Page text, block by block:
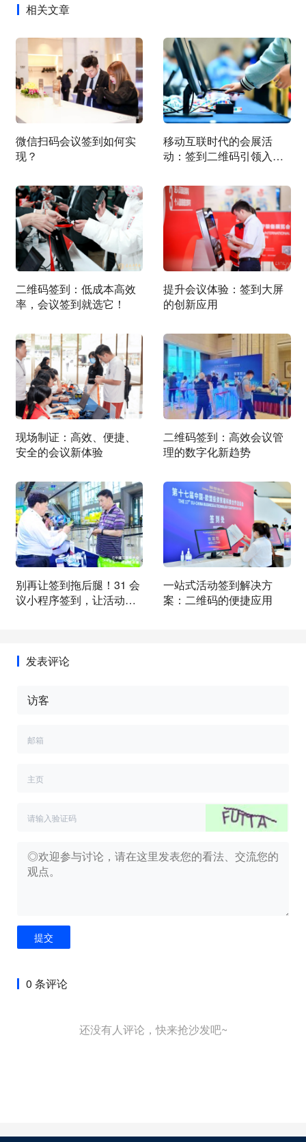
相关文章
微信扫码会议签到如何实
现？
移动互联时代的会展活
动：签到二维码引领入场
二维码签到：低成本高效
率，会议签到就选它！
提升会议体验：签到大屏
的创新应用
现场制证：高效、便捷、
安全的会议新体验
二维码签到：高效会议管
理的数字化新趋势
别再让签到拖后腿！31 会
议小程序签到，让活动从
一站式活动签到解决方
案：二维码的便捷应用
发表评论
提交
0 条评论
还没有人评论，快来抢沙发吧~